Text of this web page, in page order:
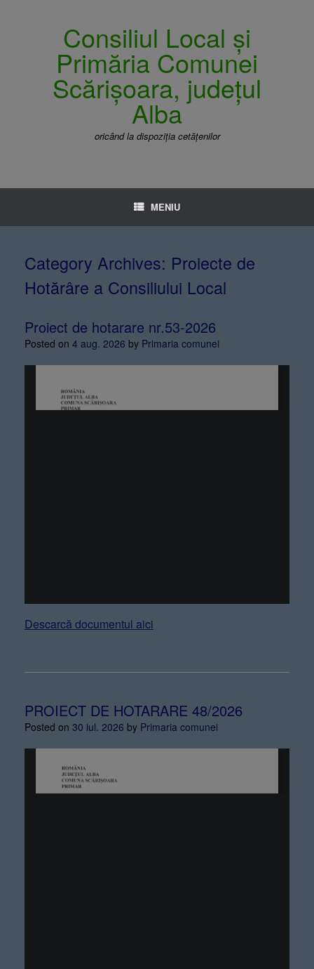
Consiliul Local și
Primăria Comunei
Scărișoara, județul
Alba
oricând la dispoziția cetățenilor
MENIU
Category Archives: Proiecte de
Hotărâre a Consiliului Local
Proiect de hotarare nr.53-2026
Posted on 4 aug. 2026 by Primaria comunei
Descarcă documentul aici
PROIECT DE HOTARARE 48/2026
Posted on 30 iul. 2026 by Primaria comunei